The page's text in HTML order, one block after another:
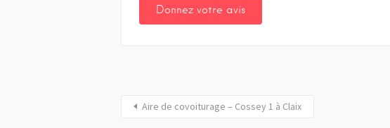
Aire de covoiturage – Cossey 1 à Claix